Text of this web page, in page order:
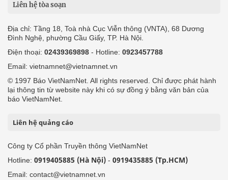
Liên hệ tòa soạn
Địa chỉ: Tầng 18, Toà nhà Cục Viễn thông (VNTA), 68 Dương
Đình Nghệ, phường Cầu Giấy, TP. Hà Nội.
Điện thoại: 02439369898 - Hotline: 0923457788
Email: vietnamnet@vietnamnet.vn
© 1997 Báo VietNamNet. All rights reserved. Chỉ được phát hành
lại thông tin từ website này khi có sự đồng ý bằng văn bản của
báo VietNamNet.
Liên hệ quảng cáo
Công ty Cổ phần Truyền thông VietNamNet
Hotline: 0919405885 (Hà Nội) - 0919435885 (Tp.HCM)
Email: contact@vietnamnet.vn